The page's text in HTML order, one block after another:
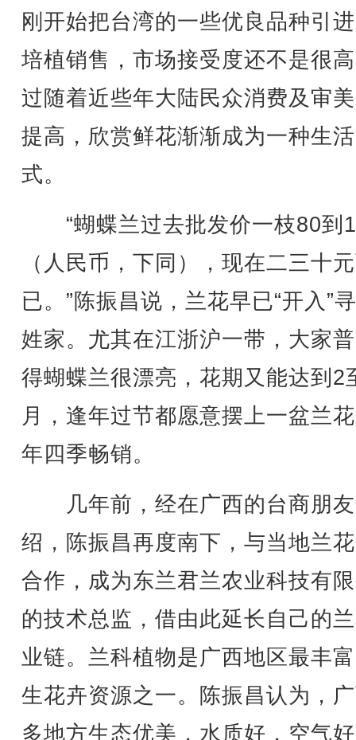
刚开始把台湾的一些优良品种引
培植销售，市场接受度还不是很
过随着近些年大陆民众消费及审
提高，欣赏鲜花渐渐成为一种生
式。
“蝴蝶兰过去批发价一枝80到
（人民币，下同），现在二三十
已。”陈振昌说，兰花早已“开入”
姓家。尤其在江浙沪一带，大家
得蝴蝶兰很漂亮，花期又能达到2
月，逢年过节都愿意摆上一盆兰
年四季畅销。
几年前，经在广西的台商朋
绍，陈振昌再度南下，与当地兰
合作，成为东兰君兰农业科技有
的技术总监，借由此延长自己的
业链。兰科植物是广西地区最丰
生花卉资源之一。陈振昌认为，
多地方生态优美，水质好，空气